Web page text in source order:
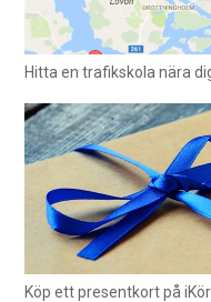
Hitta en trafikskola nära
Köp ett presentkort på